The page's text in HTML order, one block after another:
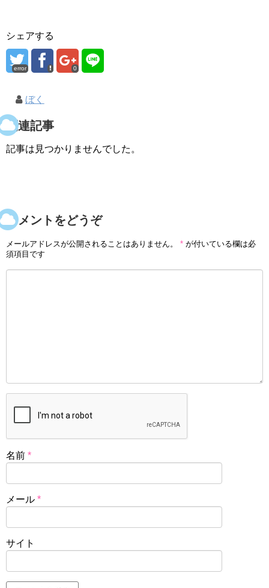
シェアする
error 0
ぼく
関連記事
記事は見つかりませんでした。
コメントをどうぞ
メールアドレスが公開されることはありません。 * が付いている欄は必
須項目です
名前 *
メール *
サイト